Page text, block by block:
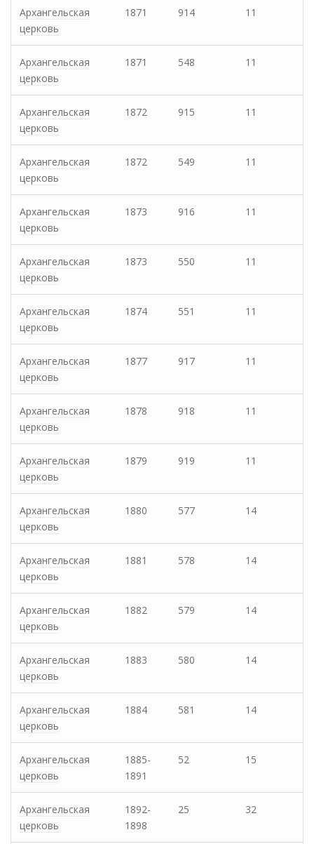
Архангельская
церковь
1871 914 11
Архангельская
церковь
1871 548 11
Архангельская
церковь
1872 915 11
Архангельская
церковь
1872 549 11
Архангельская
церковь
1873 916 11
Архангельская
церковь
1873 550 11
Архангельская
церковь
1874 551 11
Архангельская
церковь
1877 917 11
Архангельская
церковь
1878 918 11
Архангельская
церковь
1879 919 11
Архангельская
церковь
1880 577 14
Архангельская
церковь
1881 578 14
Архангельская
церковь
1882 579 14
Архангельская
церковь
1883 580 14
Архангельская
церковь
1884 581 14
Архангельская
церковь
1885-
1891
52 15
Архангельская
церковь
1892-
1898
25 32